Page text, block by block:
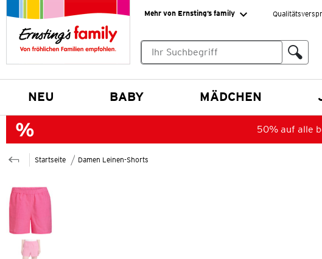
Mehr von Ernsting’s family
NEU BABY MÄDCHEN
50% auf alle
Startseite Damen Leinen-Shorts